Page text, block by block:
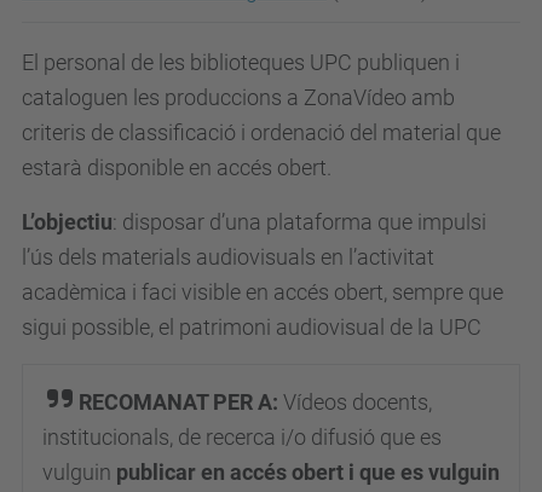
El personal de les biblioteques UPC publiquen i
cataloguen les produccions a ZonaVídeo amb
criteris de classificació i ordenació del material que
estarà disponible en accés obert.
L’objectiu: disposar d’una plataforma que impulsi
l’ús dels materials audiovisuals en l’activitat
acadèmica i faci visible en accés obert, sempre que
sigui possible, el patrimoni audiovisual de la UPC
RECOMANAT PER A: Vídeos docents,
institucionals, de recerca i/o difusió que es
vulguin publicar en accés obert i que es vulguin